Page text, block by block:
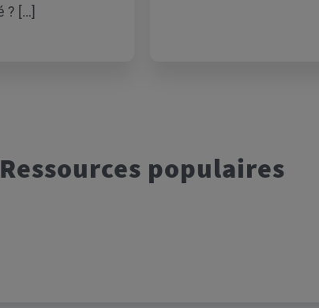
? […]
Ressources populaires